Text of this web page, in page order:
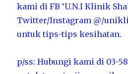
kami di FB ‘U.N.I Klinik
Twitter/Instagram @/
untuk tips-tips kesihatan.
p/ss: Hubungi kami di 03-